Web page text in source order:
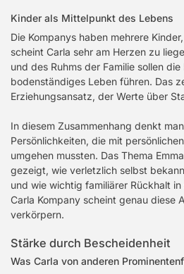
Kinder als Mittelpunkt des Lebens
Die Kompanys haben mehrere
scheint Carla sehr am Herzen zu
und des Ruhms der Familie sollen
bodenständiges Leben führen. Das
Erziehungsansatz, der Werte über
In diesem Zusammenhang denkt
Persönlichkeiten, die mit
umgehen mussten. Das Thema
gezeigt, wie verletzlich selbst
und wie wichtig familiärer Rückhalt
Carla Kompany scheint genau diese
verkörpern.
Stärke durch Bescheidenheit
Was Carla von anderen